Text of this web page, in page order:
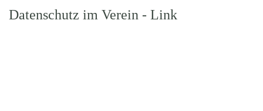
Datenschutz im Verein - Link